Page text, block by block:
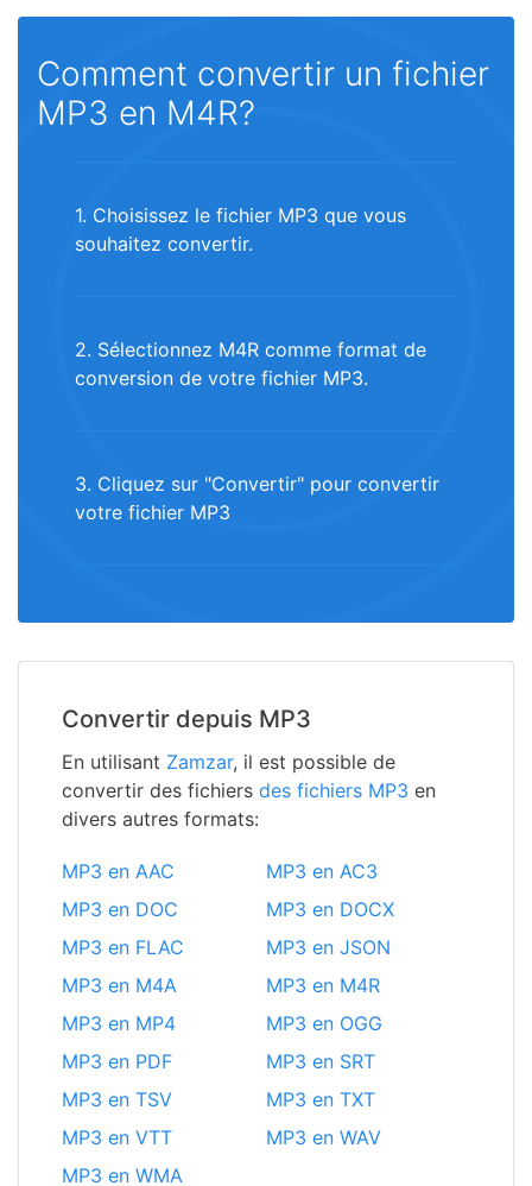
Comment convertir un fichier
MP3 en M4R?
1. Choisissez le fichier MP3 que vous
souhaitez convertir.
2. Sélectionnez M4R comme format de
conversion de votre fichier MP3.
3. Cliquez sur "Convertir" pour convertir
votre fichier MP3
Convertir depuis MP3
En utilisant Zamzar, il est possible de
convertir des fichiers des fichiers MP3 en
divers autres formats:
MP3 en AAC
MP3 en AC3
MP3 en DOC
MP3 en DOCX
MP3 en FLAC
MP3 en JSON
MP3 en M4A
MP3 en M4R
MP3 en MP4
MP3 en OGG
MP3 en PDF
MP3 en SRT
MP3 en TSV
MP3 en TXT
MP3 en VTT
MP3 en WAV
MP3 en WMA